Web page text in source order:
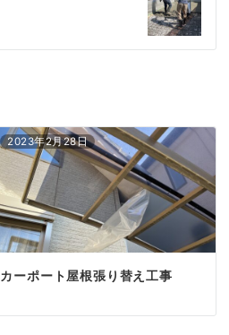
2023年2月28日
カーポート屋根張り替え工事